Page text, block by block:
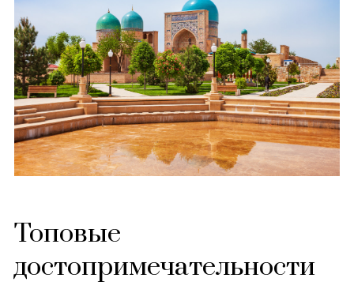
Топовые
достопримечательности